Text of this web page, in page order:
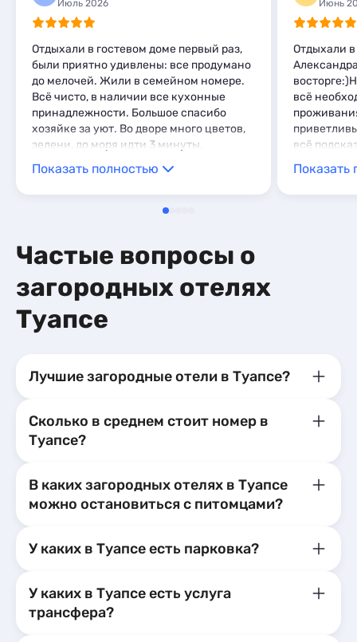
Июль 2026
Отдыхали в гостевом доме первый раз,
были приятно удивлены: все продумано
до мелочей. Жили в семейном номере.
Всё чисто, в наличии все кухонные
принадлежности. Большое спасибо
хозяйке за уют. Во дворе много цветов,
зелени, до моря идти 3 минуты.
Обязательно приедем ещё.
Показать полностью
Июнь
Отдыхали
всё
всё
тихо и
городской
балкона,
Показать
Частые вопросы о
загородных отелях
Туапсе
Лучшие загородные отели в Туапсе?
Сколько в среднем стоит номер в
Туапсе?
В каких загородных отелях в Туапсе
можно остановиться с питомцами?
У каких в Туапсе есть парковка?
У каких в Туапсе есть услуга
трансфера?